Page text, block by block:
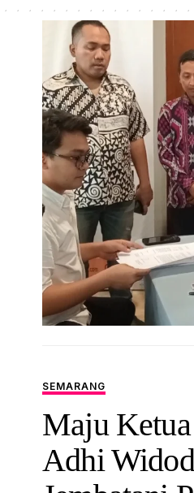
SEMARANG
Maju
Adhi